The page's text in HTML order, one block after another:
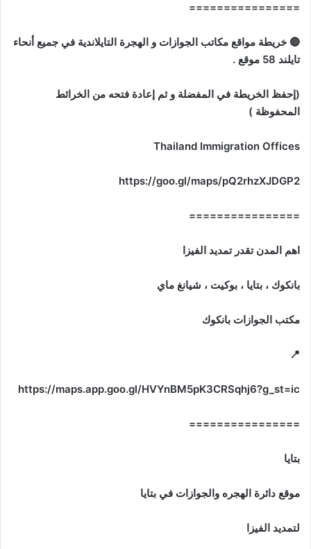
================
🔴 خريطة مواقع مكاتب الجوازات و الهجرة التايلاندية في جميع أنحاء
تايلند 58 موقع .
(إحفظ الخريطة في المفضلة و ثم إعادة فتحه من الخرائط
المحفوظة )
Thailand Immigration Offices
https://goo.gl/maps/pQ2rhzXJDGP2
================
اهم المدن تقدر تمديد الفيزا
بانكوك ، بتايا ، بوكيت ، شيانغ ماي
مكتب الجوازات بانكوك
📍
https://maps.app.goo.gl/HVYnBM5pK3CRSqhj6?g_st=ic
================
بتايا
موقع دائرة الهجره والجوازات في بتايا
لتمديد الفيزا